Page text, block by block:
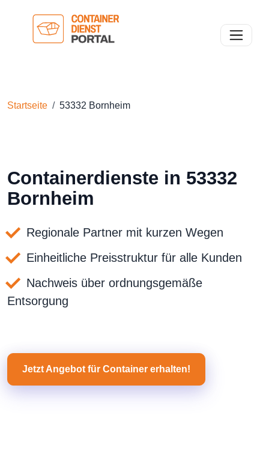
Toggle
Startseite 53332 Bornheim
Containerdienste in 53332
Bornheim
Regionale Partner mit kurzen Wegen
Einheitliche Preisstruktur für alle Kunden
Nachweis über ordnungsgemäße
Entsorgung
Jetzt Angebot für Container erhalten!